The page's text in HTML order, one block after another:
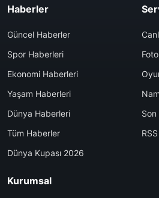
Haberler
Güncel Haberler
Spor Haberleri
Ekonomi Haberleri
Yaşam Haberleri
Dünya Haberleri
Tüm Haberler
Dünya Kupası 2026
Kurumsal